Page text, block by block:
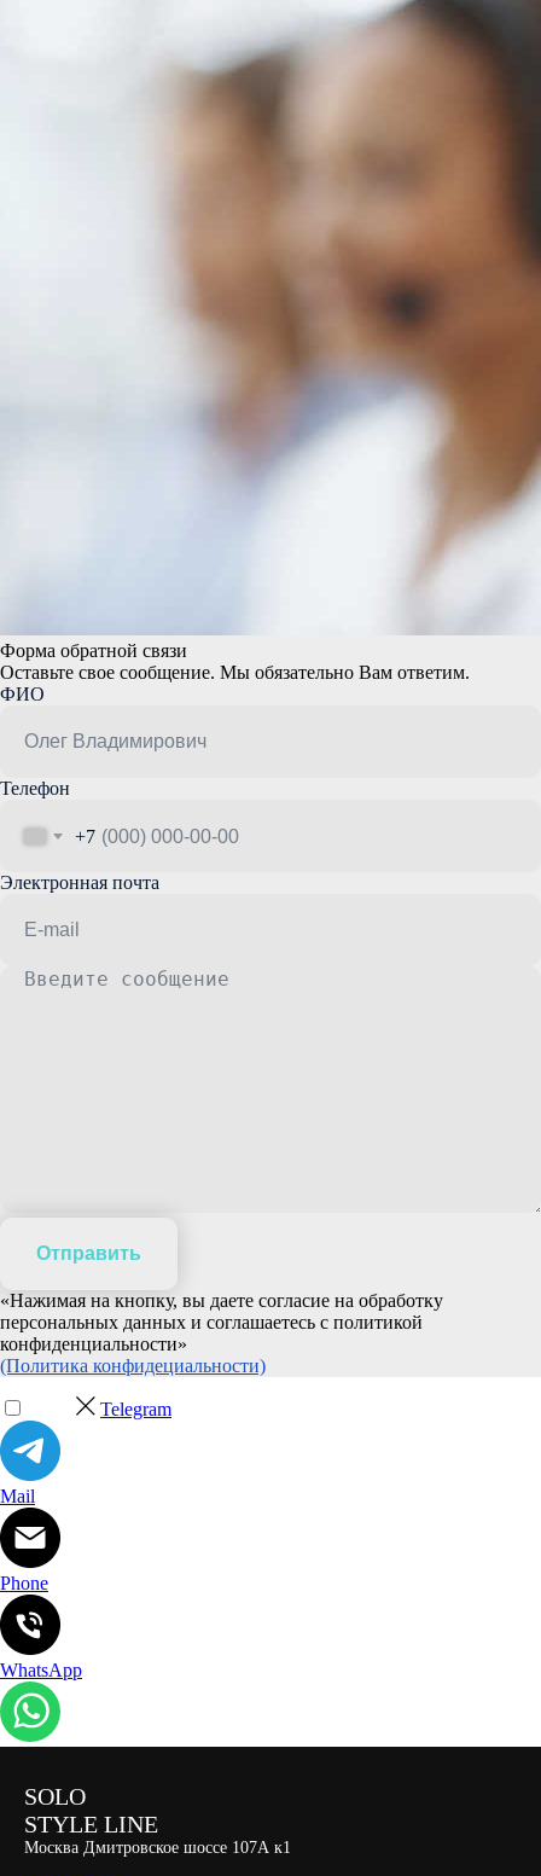
Форма обратной связи
Оставьте свое сообщение. Мы обязательно Вам ответим.
ФИО
Телефон
+7
Электронная почта
Отправить
«Нажимая на кнопку, вы даете согласие на обработку
персональных данных и соглашаетесь c политикой
конфиденциальности»
(Политика конфидециальности)
Telegram
Mail
Phone
WhatsApp
SOLO
STYLE LINE
Москва Дмитровское шоссе 107А к1